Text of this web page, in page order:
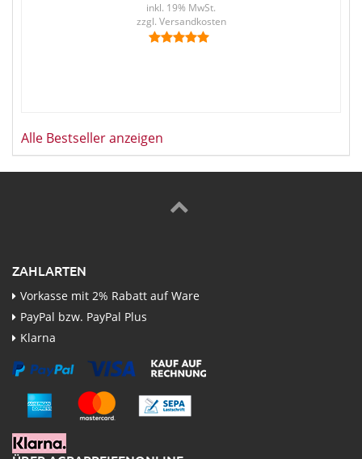
inkl. 19% MwSt.
zzgl. Versandkosten
Alle Bestseller anzeigen
ZAHLARTEN
Vorkasse mit 2% Rabatt auf Ware
PayPal bzw. PayPal Plus
Klarna